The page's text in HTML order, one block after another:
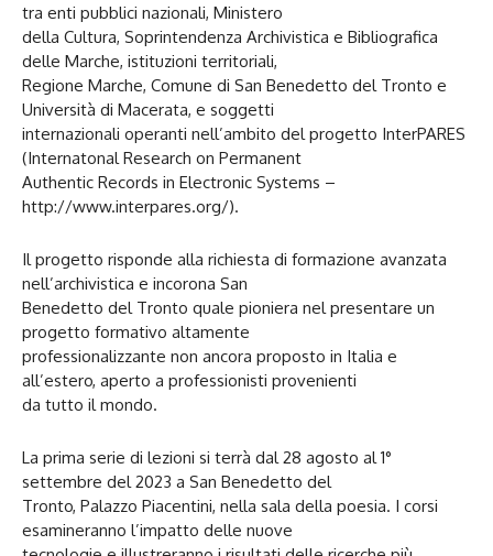
tra enti pubblici nazionali, Ministero
della Cultura, Soprintendenza Archivistica e Bibliografica
delle Marche, istituzioni territoriali,
Regione Marche, Comune di San Benedetto del Tronto e
Università di Macerata, e soggetti
internazionali operanti nell’ambito del progetto InterPARES
(Internatonal Research on Permanent
Authentic Records in Electronic Systems –
http://www.interpares.org/).
Il progetto risponde alla richiesta di formazione avanzata
nell’archivistica e incorona San
Benedetto del Tronto quale pioniera nel presentare un
progetto formativo altamente
professionalizzante non ancora proposto in Italia e
all’estero, aperto a professionisti provenienti
da tutto il mondo.
La prima serie di lezioni si terrà dal 28 agosto al 1°
settembre del 2023 a San Benedetto del
Tronto, Palazzo Piacentini, nella sala della poesia. I corsi
esamineranno l’impatto delle nuove